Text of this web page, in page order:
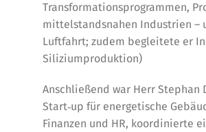
Transformationsprogrammen,
mittelstandsnahen Industrien –
Luftfahrt; zudem begleitete er
Siliziumproduktion)
Anschließend war Herr
Start‑up für energetische
Finanzen und HR, koordinierte